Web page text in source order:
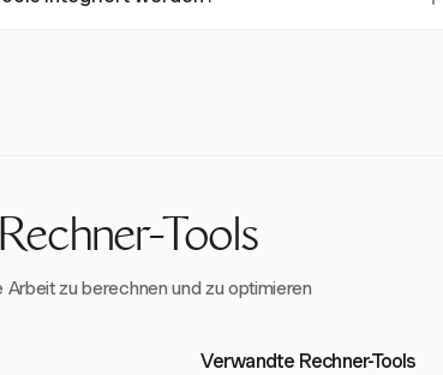
Tools
zu berechnen und zu optimieren
Verwandte Rechner-Tools